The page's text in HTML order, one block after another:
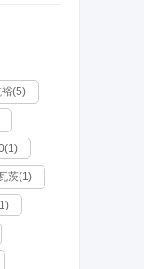
裕(5)
茨(1)